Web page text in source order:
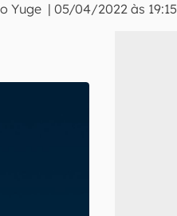
Yuge |05/04/2022 às 19:15